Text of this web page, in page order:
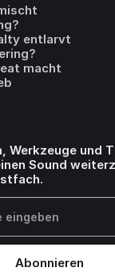
entlarvt
macht
Werkzeuge und
Sound